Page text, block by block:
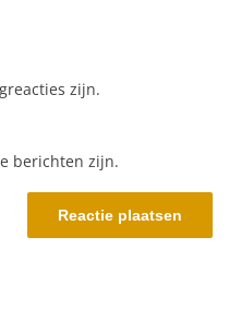
zijn.
berichten zijn.